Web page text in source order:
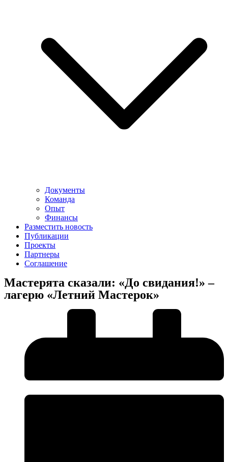
Документы
Команда
Опыт
Финансы
Разместить новость
Публикации
Проекты
Партнеры
Соглашение
Мастерята сказали: «До свидания!» –
лагерю «Летний Мастерок»